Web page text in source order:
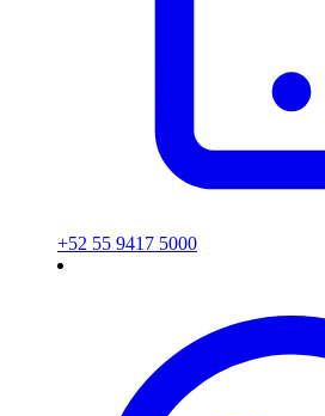
+52 55 9417 5000